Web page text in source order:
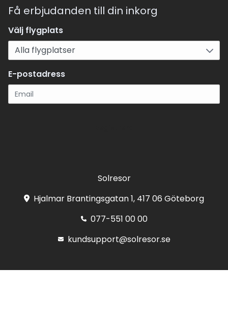
Få erbjudanden till din inkorg
Välj flygplats
E-postadress
Solresor
Hjalmar Brantingsgatan 1, 417 06 Göteborg
077-551 00 00
kundsupport@solresor.se